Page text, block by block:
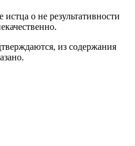
о не результативности
из содержания